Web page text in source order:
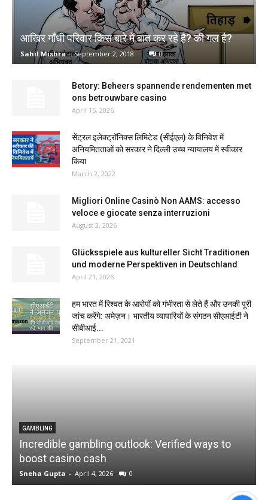
आखिर गाँधी परिवार किस बारे में बात कर रहे है? की गल है?
Sahil Mishra - September 2, 2018 0
Betory: Beheers spannende rendementen met
ons betrouwbare casino
April 15, 2026
सेंट्रल इलेक्ट्रॉनिक्स लिमिटेड (सीईएल) के विनिवेश में
अनियमितताओं को सरकार ने दिल्ली उच्च न्यायालय में स्वीकार
किया
March 2, 2022
Migliori Online Casinò Non AAMS: accesso
veloce e giocate senza interruzioni
August 3, 2026
Glücksspiele aus kultureller Sicht Traditionen
und moderne Perspektiven in Deutschland
April 21, 2026
हम भारत में रिश्वत के आरोपों को गंभीरता से लेते हैं और उनकी पूरी
जांच करेंगे: अमेज़न। भारतीय व्यापारियों के संगठन सीएआईटी ने
सीबीआई...
September 21, 2021
GAMBLING
Incredible gambling outlook: Verified ways to
boost casino cash
Sneha Gupta - April 4, 2026 0